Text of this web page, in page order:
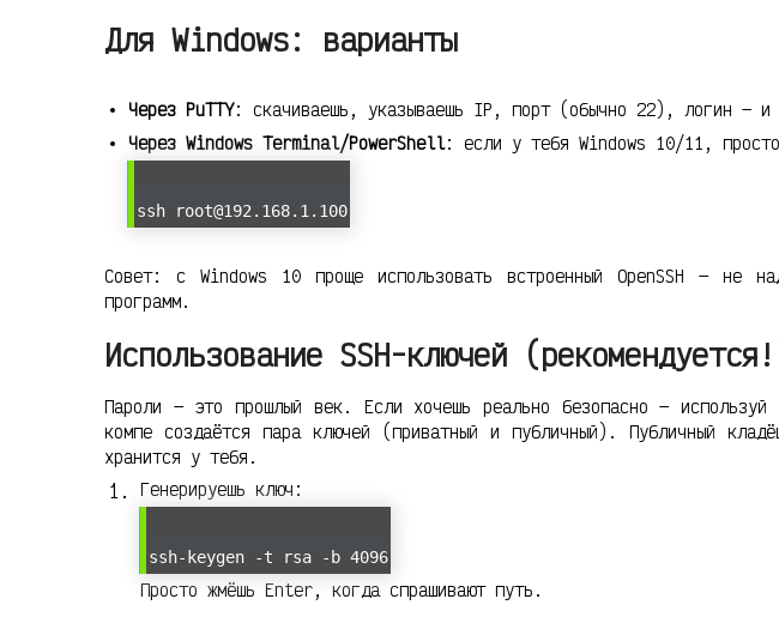
Для Windows: варианты
Через PuTTY: скачиваешь, указываешь IP, порт (обычно 22), логин — и
Через Windows Terminal/PowerShell: если у тебя Windows 10/11,
ssh root@192.168.1.100
Совет: с Windows 10 проще использовать встроенный OpenSSH — не
программ.
Использование SSH-ключей
Пароли — это прошлый век. Если хочешь реально безопасно —
компе создаётся пара ключей (приватный и публичный). Публичный
хранится у тебя.
Генерируешь ключ:
ssh-keygen -t rsa -b 4096
Просто жмёшь Enter, когда спрашивают путь.